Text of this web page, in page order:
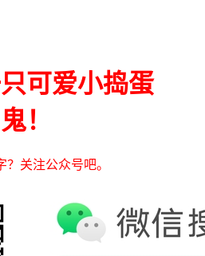
可爱小捣蛋
鬼！
？关注公众号吧。